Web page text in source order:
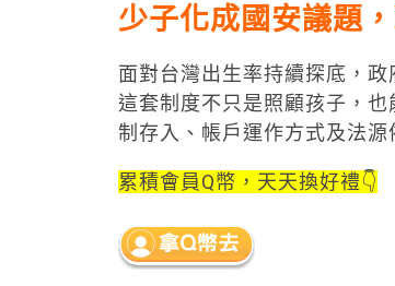
少子化成國安議題
面對台灣出生率持續探底，
這套制度不只是照顧孩子，
制存入、帳戶運作方式及法
累積會員Q幣，天天換好禮👇